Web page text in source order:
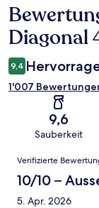
Diagonal
9,4
1'007
9,6
Sauberkeit
Verifizierte
10/10 –
5. Apr. 2026